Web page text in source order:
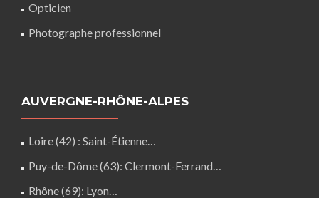
Opticien
Photographe professionnel
AUVERGNE-RHÔNE-ALPES
Loire (42) : Saint-Étienne…
Puy-de-Dôme (63): Clermont-Ferrand…
Rhône (69): Lyon…